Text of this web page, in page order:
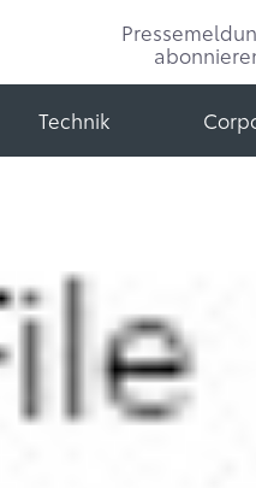
Technik